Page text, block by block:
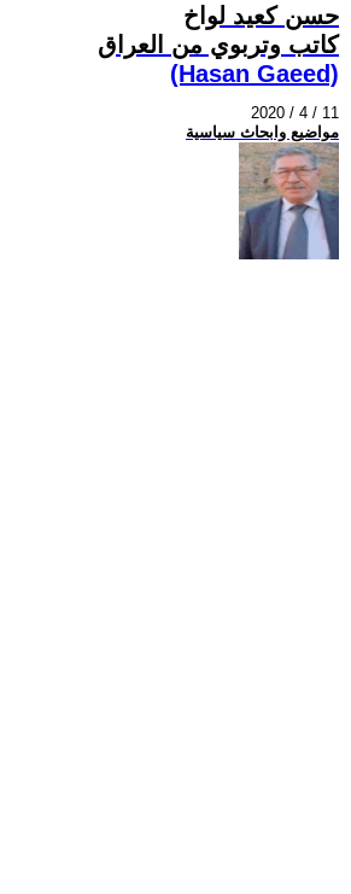
حسن كعيد لواخ
كاتب وتربوي من العراق
(Hasan Gaeed)
2020 / 4 / 11
مواضيع وابحاث سياسية